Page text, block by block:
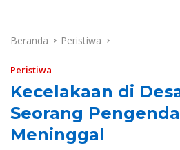
Beranda Peristiwa
Peristiwa
Kecelakaan di
Seorang
Meninggal